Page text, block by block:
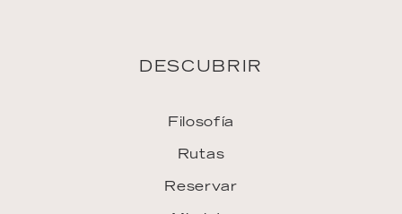
DESCUBRIR
Filosofía
Rutas
Reservar